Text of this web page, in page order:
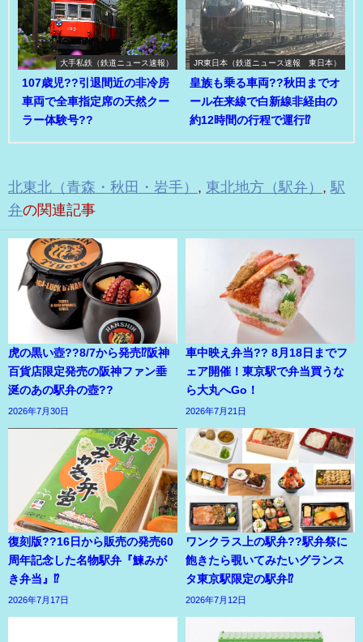
大手私鉄（鉄道ニュース速報）
107歳児??引退間近の非冷房
車両で全車指定席の天然クー
ラー体験号??
JR東日本（鉄道ニュース速報 東日本）
皇族も乗る車両??秋田までオ
ール在来線で白新線非経由の
約12時間の行程で運行⁉
北東北（青森・秋田・岩手） , 東北地方（駅弁） , 駅
弁の関連記事
虎の黒い壺??8/7から発売⁉阪神
百貨店限定発売の阪神ファン垂
涎のあの駅弁の壺??
2026年7月30日
車中映え弁当?? 8月18日までフ
ェア開催！東京駅で弁当買うな
ら大丸へGo！
2026年7月21日
復刻版??16日から販売の発売60
周年記念した名物駅弁『鰊みが
き弁当』⁉
2026年7月17日
ワンクラス上の駅弁??駅弁祭に
飽きたら覗いてみたいグランス
タ東京駅限定の駅弁⁉
2026年7月12日